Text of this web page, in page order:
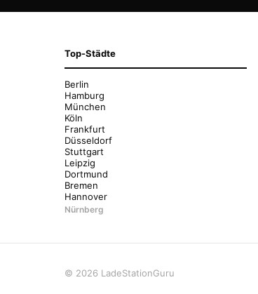
Top-Städte
Berlin
Hamburg
München
Köln
Frankfurt
Düsseldorf
Stuttgart
Leipzig
Dortmund
Bremen
Hannover
Nürnberg
© 2026 LadeStationGuru